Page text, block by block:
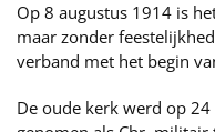
Op 8 augustus 1914 is
maar zonder
verband met het begin
De oude kerk werd op